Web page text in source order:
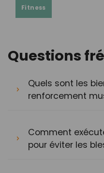
Fitness
Questions
Quels sont les
renforcement
Comment
pour éviter les